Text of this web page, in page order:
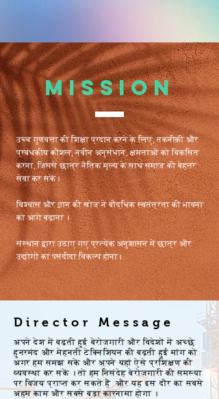
MISSION
उच्च गुणवत्ता की शिक्षा प्रदान करने के लिए, तकनीकी और
प्रबंधकीय कौशल, नवीन अनुसंधान, क्षमताओं को विकसित
करना, जिससे छात्र नैतिक मूल्य के साथ समाज की बेहतर
सेवा कर सकें।
विश्वास और ज्ञान की खोज ने बौद्धिक स्वतंत्रता की भावना
को आगे बढ़ाना ।
संस्थान द्वारा उठाए गए प्रत्येक अनुशासन में छात्र और
उद्योगों का पसंदीदा विकल्प होना।
Director Message
अपने देश में बढ़ती हुई बेरोजगारी और विदेशों में अच्छे
हुनरमंद और मेहनती टेक्निशियन की बढ़ती हुई मांग को
अगर हम समझ सकें और अपने यहां ऐसे प्रशिक्षण की
व्यवस्था कर सकें । तो हम निसंदेह बेरोजगारी की समस्या
पर विजय प्राप्त कर सकते हैं और यह इस दौर का सबसे
अहम काम और सबसे बड़ा कारनामा होगा ।